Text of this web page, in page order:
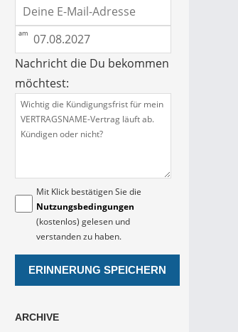
Nachricht die Du bekommen
möchtest:
Mit Klick bestätigen Sie die
Nutzungsbedingungen
(kostenlos) gelesen und
verstanden zu haben.
ARCHIVE